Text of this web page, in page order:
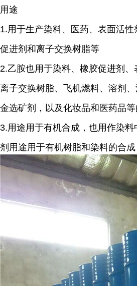
用途
1.用于生产染料、医药、表面活
促进剂和离子交换树脂等
2.乙胺也用于染料、橡胶促进剂、
离子交换树脂、飞机燃料、溶剂
金选矿剂，以及化妆品和医药品等
3.用途用于有机合成，也用作染
剂用途用于有机树脂和染料的合成